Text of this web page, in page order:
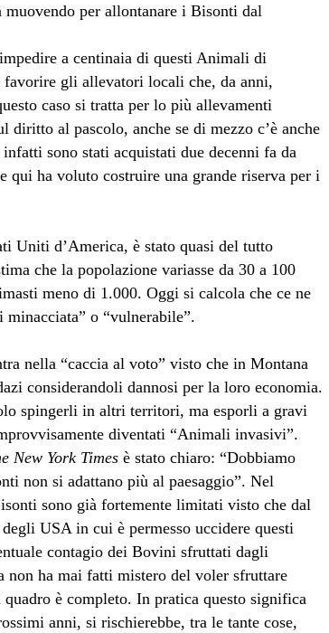
muovendo per allontanare i Bisonti dal
a centinaia di questi Animali di
gli allevatori locali che, da anni,
caso si tratta per lo più allevamenti
al pascolo, anche se di mezzo c’è anche
sono stati acquistati due decenni fa da
qui ha voluto costruire una grande riserva per i
Uniti d’America, è stato quasi del tutto
che la popolazione variasse da 30 a 100
meno di 1.000. Oggi si calcola che ce ne
minacciata” o “vulnerabile”.
nella “caccia al voto” visto che in Montana
considerandoli dannosi per la loro economia.
spingerli in altri territori, ma esporli a gravi
diventati “Animali invasivi”.
New York Timesè stato chiaro: “Dobbiamo
non si adattano più al paesaggio”. Nel
sono già fortemente limitati visto che dal
USA in cui è permesso uccidere questi
contagio dei Bovini sfruttati dagli
non ha mai fatti mistero del voler sfruttare
è completo. In pratica questo significa
anni, si rischierebbe, tra le tante cose,